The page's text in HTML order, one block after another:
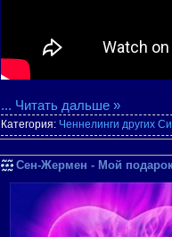
... Читать дальше »
Категория: Ченнелинги других
Сен-Жермен - Мой